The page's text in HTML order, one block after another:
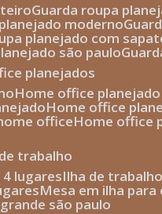
guarda roupa
moderno
planejado com
são paulo
planejados
home office
home office
office home office
trabalho
4 lugares ilha de
mesa em ilha
são paulo